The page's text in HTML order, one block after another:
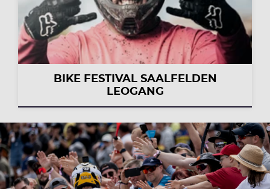
BIKE FESTIVAL SAALFELDEN
LEOGANG